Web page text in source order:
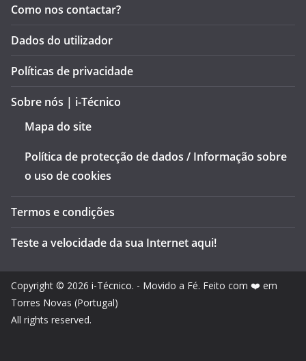
Como nos contactar?
Dados do utilizador
Políticas de privacidade
Sobre nós | i-Técnico
Mapa do site
Política de protecção de dados / Informação sobre
o uso de cookies
Termos e condições
Teste a velocidade da sua Internet aqui!
Copyright © 2026 i-Técnico. - Movido a Fé. Feito com ❤️ em
Torres Novas (Portugal)
All rights reserved.